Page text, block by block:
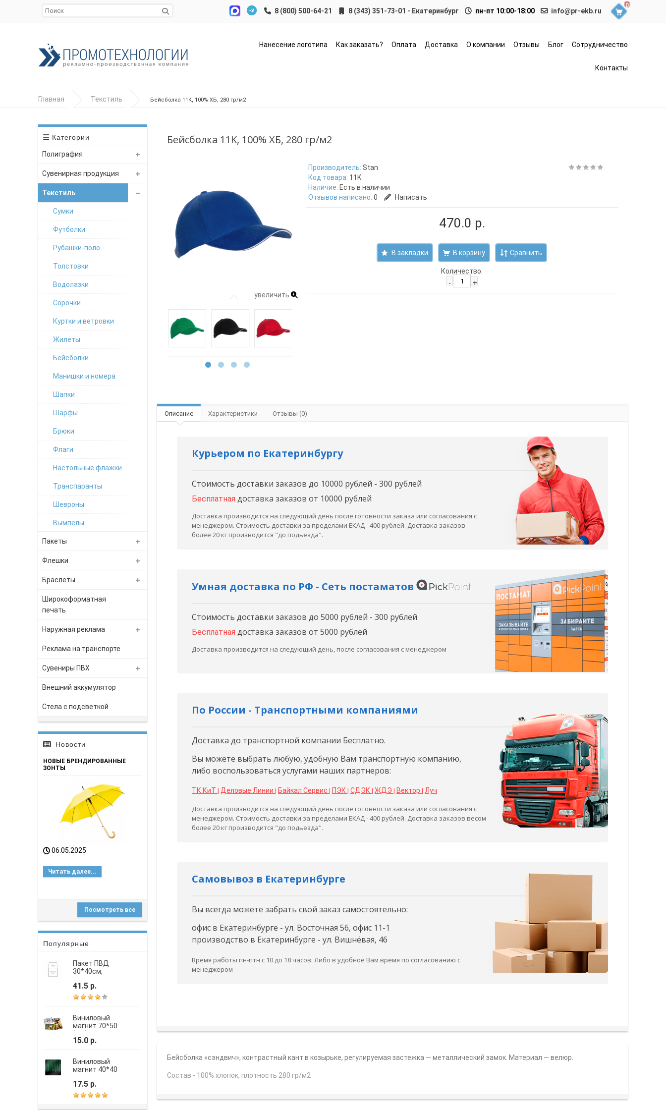
8 (343) 351-73-01 - Екатеринбург пн-пт 10:00-18:00 info@pr-ekb.ru
0
Нанесение логотипа Как заказать? Оплата Доставка О компании Отзывы Блог Сотрудничество
Контакты
Главная Текстиль Бейсболка 11K, 100% ХБ, 280 гр/м2
Категории
Полиграфия
Сувенирная продукция
Текстиль
Сумки
Футболки
Рубашки-поло
Толстовки
Водолазки
Сорочки
Куртки и ветровки
Жилеты
Бейсболки
Манишки и номера
Шапки
Шарфы
Брюки
Флаги
Настольные флажки
Транспаранты
Шевроны
Вымпелы
Пакеты
Флешки
Браслеты
Широкоформатная
печать
Наружная реклама
Реклама на транспорте
Сувениры ПВХ
Внешний аккумулятор
Стела с подсветкой
Новости
НОВЫЕ БРЕНДИРОВАННЫЕ
ЗОНТЫ
06.05.2025
..
Читать далее...
Посмотреть все
Популярные
Пакет ПВД
30*40см,
усиленная ручка,
шелкография
41.5 р.
Виниловый
магнит 70*50
15.0 р.
Виниловый
магнит 40*40
17.5 р.
Бейсболка 11K, 100% ХБ, 280 гр/м2
увеличить
Производитель: Stan
Код товара: 11K
Наличие: Есть в наличии
Отзывов написано: 0 Написать
470.0 р.
В закладки Сравнить
Количество:
-
+
Описание Характеристики Отзывы (0)
Курьером по Екатеринбургу
Стоимость доставки заказов до 10000 рублей - 300 рублей
Бесплатная доставка заказов от 10000 рублей
Доставка производится на следующий день после готовности заказа или согласования с
менеджером. Стоимость доставки за пределами ЕКАД - 400 рублей. Доставка заказов
более 20 кг производится "до подьезда".
Умная доставка по РФ - Сеть постаматов
Стоимость доставки заказов до 5000 рублей - 300 рублей
Бесплатная доставка заказов от 5000 рублей
Доставка производится на следующий день, после согласования с менеджером
По России - Транспортными компаниями
Доставка до транспортной компании Бесплатно.
Вы можете выбрать любую, удобную Вам транспортную компанию,
либо воспользоваться услугами наших партнеров:
ТК КиТ | Деловые Линии | Байкал Сервис | ПЭК | СДЭК | ЖДЭ | Вектор | Луч
Доставка производится на следующий день после готовности заказа или согласования с
менеджером. Стоимость доставки за пределами ЕКАД - 400 рублей. Доставка заказов весом
более 20 кг производится "до подьезда".
Самовывоз в Екатеринбурге
Вы всегда можете забрать свой заказ самостоятельно:
офис в Екатеринбурге - ул. Восточная 56, офис 11-1
производство в Екатеринбурге - ул. Вишнёвая, 46
Время работы пн-птн с 10 до 18 часов. Либо в удобное Вам время по согласованию с
менеджером
Бейсболка «сэндвич», контрастный кант в козырьке, регулируемая застежка — металлический замок. Материал — велюр.
Состав - 100% хлопок, плотность 280 гр/м2